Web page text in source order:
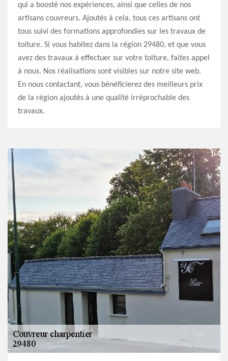
qui a boosté nos expériences, ainsi que celles de nos
artisans couvreurs. Ajoutés à cela, tous ces artisans ont
tous suivi des formations approfondies sur les travaux de
toiture. Si vous habitez dans la région 29480, et que vous
avez des travaux à effectuer sur votre toiture, faites appel
à nous. Nos réalisations sont visibles sur notre site web.
En nous contactant, vous bénéficierez des meilleurs prix
de la région ajoutés à une qualité irréprochable des
travaux.